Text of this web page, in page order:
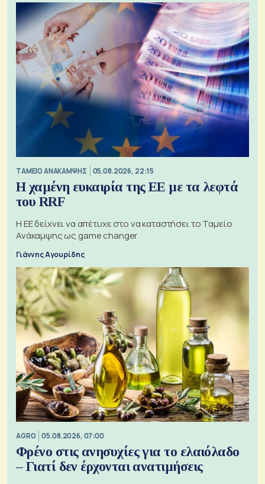
ΤΑΜΕΙΟ ΑΝΑΚΑΜΨΗΣ 05.08.2026, 22:15
Η χαμένη ευκαιρία της ΕΕ με τα λεφτά
του RRF
Η ΕΕ δείχνει να απέτυχε στο να καταστήσει το Ταμείο
Ανάκαμψης ως game changer
Γιάννης Αγουρίδης
AGRO 05.08.2026, 07:00
Φρένο στις ανησυχίες για το ελαιόλαδο
– Γιατί δεν έρχονται ανατιμήσεις